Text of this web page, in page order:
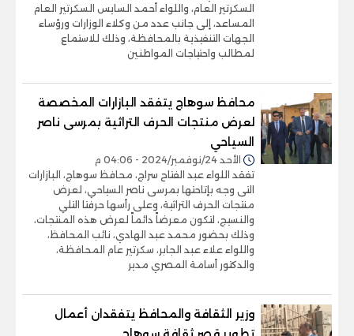
السكرتير العام، واللواء أحمد السايس السكرتير العام
المساعد، إلى جانب عدد من وكلاء الوزارات ورؤساء
الجهات التنفيذية بالمحافظة، وذلك للاستماع
لمطالب واحتياجات المواطنين
محافظ سوهاج يتفقد البازارات المخصصة
لعرض منتجات الحرف التراثية بمرسى ناصر
السياحي
الأحد 24/نوفمبر/2024 - 04:06 م
تفقد اللواء عبد الفتاح سراج، محافظ سوهاج، البازارات
التى وجه بإتاحتها بمرسى ناصر السياحي، لعرض
منتجات الحرف التراثية، وعلى رأسها حرفتا التلي
والنسيج، لتكون معرضاً دائماً لعرض هذه المنتجات،
وذلك بحضور محمد عبد الهادي، نائب المحافظ،
واللواء علاء عبد الجابر، سكرتير عام المحافظة،
والدكتور أسامة المصري مدير
وزير الثقافة والمحافظ يتفقدان أعمال